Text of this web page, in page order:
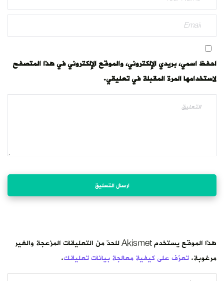
احفظ اسمي، بريدي الإلكتروني، والموقع الإلكتروني في هذا المتصفح
لاستخدامها المرة المقبلة في تعليقي.
هذا الموقع يستخدم Akismet للحدّ من التعليقات المزعجة والغير
مرغوبة.تعرّف على كيفية معالجة بيانات تعليقك.